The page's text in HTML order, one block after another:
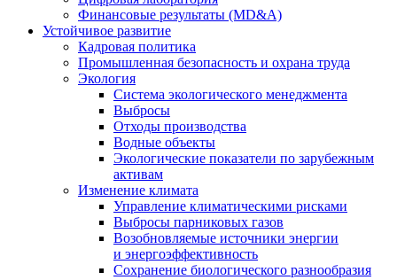
Финансовые результаты (MD&A)
Устойчивое развитие
Кадровая политика
Промышленная безопасность и охрана труда
Экология
Система экологического менеджмента
Выбросы
Отходы производства
Водные объекты
Экологические показатели по зарубежным
активам
Изменение климата
Управление климатическими рисками
Выбросы парниковых газов
Возобновляемые источники энергии
и энергоэффективность
Сохранение биологического разнообразия